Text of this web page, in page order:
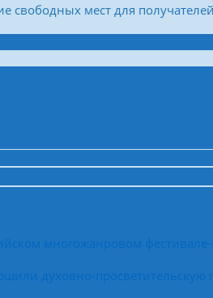
свободных мест для
многожанровом
духовно-